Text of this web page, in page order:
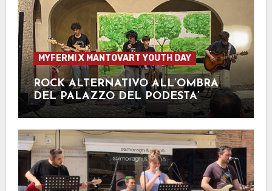
MYFERMI X MANTOVART YOUTH DAY
ROCK ALTERNATIVO ALL’OMBRA
DEL PALAZZO DEL PODESTA’